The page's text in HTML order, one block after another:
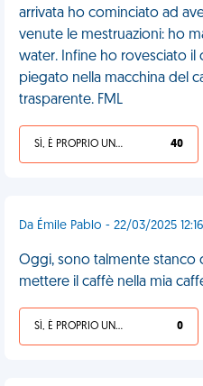
arrivata ho cominciato ad
venute le mestruazioni: ho
water. Infine ho rovesciato il
piegato nella macchina del
trasparente. FML
SÌ, È PROPRIO UNA VDM! 40
Da Émile Pablo - 22/03/2025 12:16
Oggi, sono talmente stanco
mettere il caffè nella mia
SÌ, È PROPRIO UNA VDM! 0